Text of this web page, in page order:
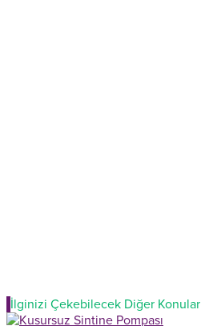
İlginizi Çekebilecek Diğer Konular